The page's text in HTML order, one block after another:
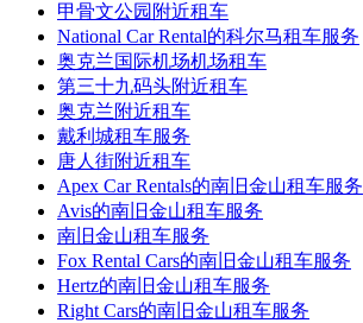
甲骨文公园附近租车
National Car Rental的科尔马租车服务
奥克兰国际机场机场租车
第三十九码头附近租车
奥克兰附近租车
戴利城租车服务
唐人街附近租车
Apex Car Rentals的南旧金山租车服务
Avis的南旧金山租车服务
南旧金山租车服务
Fox Rental Cars的南旧金山租车服务
Hertz的南旧金山租车服务
Right Cars的南旧金山租车服务